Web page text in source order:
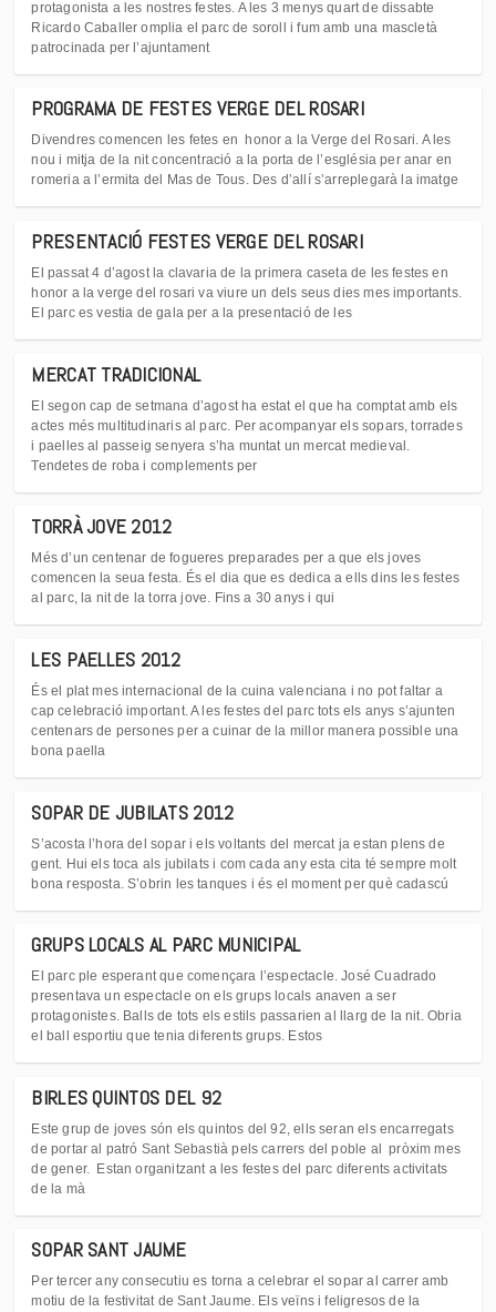
protagonista a les nostres festes. A les 3 menys quart de dissabte
Ricardo Caballer omplia el parc de soroll i fum amb una mascletà
patrocinada per l’ajuntament
PROGRAMA DE FESTES VERGE DEL ROSARI
Divendres comencen les fetes en honor a la Verge del Rosari. A les
nou i mitja de la nit concentració a la porta de l’església per anar en
romeria a l’ermita del Mas de Tous. Des d’allí s’arreplegarà la imatge
PRESENTACIÓ FESTES VERGE DEL ROSARI
El passat 4 d’agost la clavaria de la primera caseta de les festes en
honor a la verge del rosari va viure un dels seus dies mes importants.
El parc es vestia de gala per a la presentació de les
MERCAT TRADICIONAL
El segon cap de setmana d’agost ha estat el que ha comptat amb els
actes més multitudinaris al parc. Per acompanyar els sopars, torrades
i paelles al passeig senyera s’ha muntat un mercat medieval.
Tendetes de roba i complements per
TORRÀ JOVE 2012
Més d’un centenar de fogueres preparades per a que els joves
comencen la seua festa. És el dia que es dedica a ells dins les festes
al parc, la nit de la torra jove. Fins a 30 anys i qui
LES PAELLES 2012
És el plat mes internacional de la cuina valenciana i no pot faltar a
cap celebració important. A les festes del parc tots els anys s’ajunten
centenars de persones per a cuinar de la millor manera possible una
bona paella
SOPAR DE JUBILATS 2012
S’acosta l’hora del sopar i els voltants del mercat ja estan plens de
gent. Hui els toca als jubilats i com cada any esta cita té sempre molt
bona resposta. S’obrin les tanques i és el moment per què cadascú
GRUPS LOCALS AL PARC MUNICIPAL
El parc ple esperant que començara l’espectacle. José Cuadrado
presentava un espectacle on els grups locals anaven a ser
protagonistes. Balls de tots els estils passarien al llarg de la nit. Obria
el ball esportiu que tenia diferents grups. Estos
BIRLES QUINTOS DEL 92
Este grup de joves són els quintos del 92, ells seran els encarregats
de portar al patró Sant Sebastià pels carrers del poble al pròxim mes
de gener. Estan organitzant a les festes del parc diferents activitats
de la mà
SOPAR SANT JAUME
Per tercer any consecutiu es torna a celebrar el sopar al carrer amb
motiu de la festivitat de Sant Jaume. Els veïns i feligresos de la